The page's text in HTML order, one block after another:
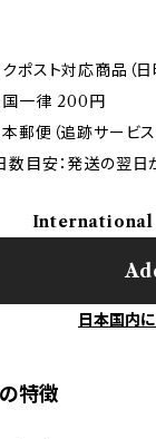
ポスト対応商品（日
国一律 200円
郵便（追跡サービス
数目安：発送の翌日
International
日本国内
特徴